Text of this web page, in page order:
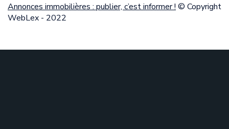
Annonces immobilières : publier, c’est informer ! © Copyright
WebLex - 2022